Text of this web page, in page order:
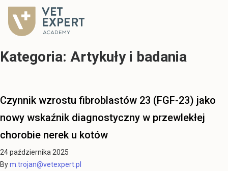
Kategoria: Artykuły i badania
Czynnik wzrostu fibroblastów 23 (FGF-23) jako
nowy wskaźnik diagnostyczny w przewlekłej
chorobie nerek u kotów
24 października 2025
Bym.trojan@vetexpert.pl